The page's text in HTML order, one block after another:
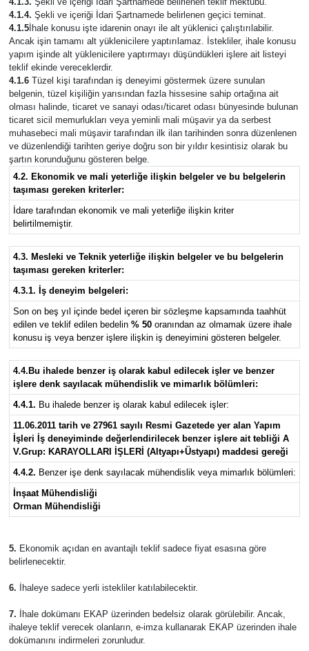
4.1.4. Şekli ve içeriği İdari Şartnamede belirlenen geçici teminat.
4.1.5İhale konusu işte idarenin onayı ile alt yüklenici çalıştırılabilir.
Ancak işin tamamı alt yüklenicilere yaptırılamaz. İstekliler, ihale konusu
yapım işinde alt yüklenicilere yaptırmayı düşündükleri işlere ait listeyi
teklif ekinde vereceklerdir.
4.1.6Tüzel kişi tarafından iş deneyimi göstermek üzere sunulan
belgenin, tüzel kişiliğin yarısından fazla hissesine sahip ortağına ait
olması halinde, ticaret ve sanayi odası/ticaret odası bünyesinde bulunan
ticaret sicil memurlukları veya yeminli mali müşavir ya da serbest
muhasebeci mali müşavir tarafından ilk ilan tarihinden sonra düzenlenen
ve düzenlendiği tarihten geriye doğru son bir yıldır kesintisiz olarak bu
şartın korunduğunu gösteren belge.
4.2. Ekonomik ve mali yeterliğe ilişkin belgeler ve bu belgelerin
taşıması gereken kriterler:
İdare tarafından ekonomik ve mali yeterliğe ilişkin kriter
belirtilmemiştir.
4.3. Mesleki ve Teknik yeterliğe ilişkin belgeler ve bu belgelerin
taşıması gereken kriterler:
4.3.1. İş deneyim belgeleri:
Son on beş yıl içinde bedel içeren bir sözleşme kapsamında taahhüt
edilen ve teklif edilen bedelin % 50oranından az olmamak üzere ihale
konusu iş veya benzer işlere ilişkin iş deneyimini gösteren belgeler.
4.4.Bu ihalede benzer iş olarak kabul edilecek işler ve benzer
işlere denk sayılacak mühendislik ve mimarlık bölümleri:
4.4.1. Bu ihalede benzer iş olarak kabul edilecek işler:
11.06.2011 tarih ve 27961 sayılı Resmi Gazetede yer alan Yapım
İşleri İş deneyiminde değerlendirilecek benzer işlere ait tebliği A
V.Grup: KARAYOLLARI İŞLERİ (Altyapı+Üstyapı) maddesi gereği
4.4.2. Benzer işe denk sayılacak mühendislik veya mimarlık bölümleri:
İnşaat Mühendisliği
Orman Mühendisliği
5. Ekonomik açıdan en avantajlı teklif sadece fiyat esasına göre
belirlenecektir.
6. İhaleye sadece yerli istekliler katılabilecektir.
7. İhale dokümanı EKAP üzerinden bedelsiz olarak görülebilir. Ancak,
ihaleye teklif verecek olanların, e-imza kullanarak EKAP üzerinden ihale
dokümanını indirmeleri zorunludur.